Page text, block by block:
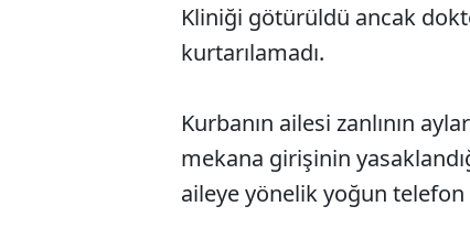
Kliniği götürüldü ancak
kurtarılamadı.
Kurbanın ailesi zanlının
mekana girişinin
aileye yönelik yoğun